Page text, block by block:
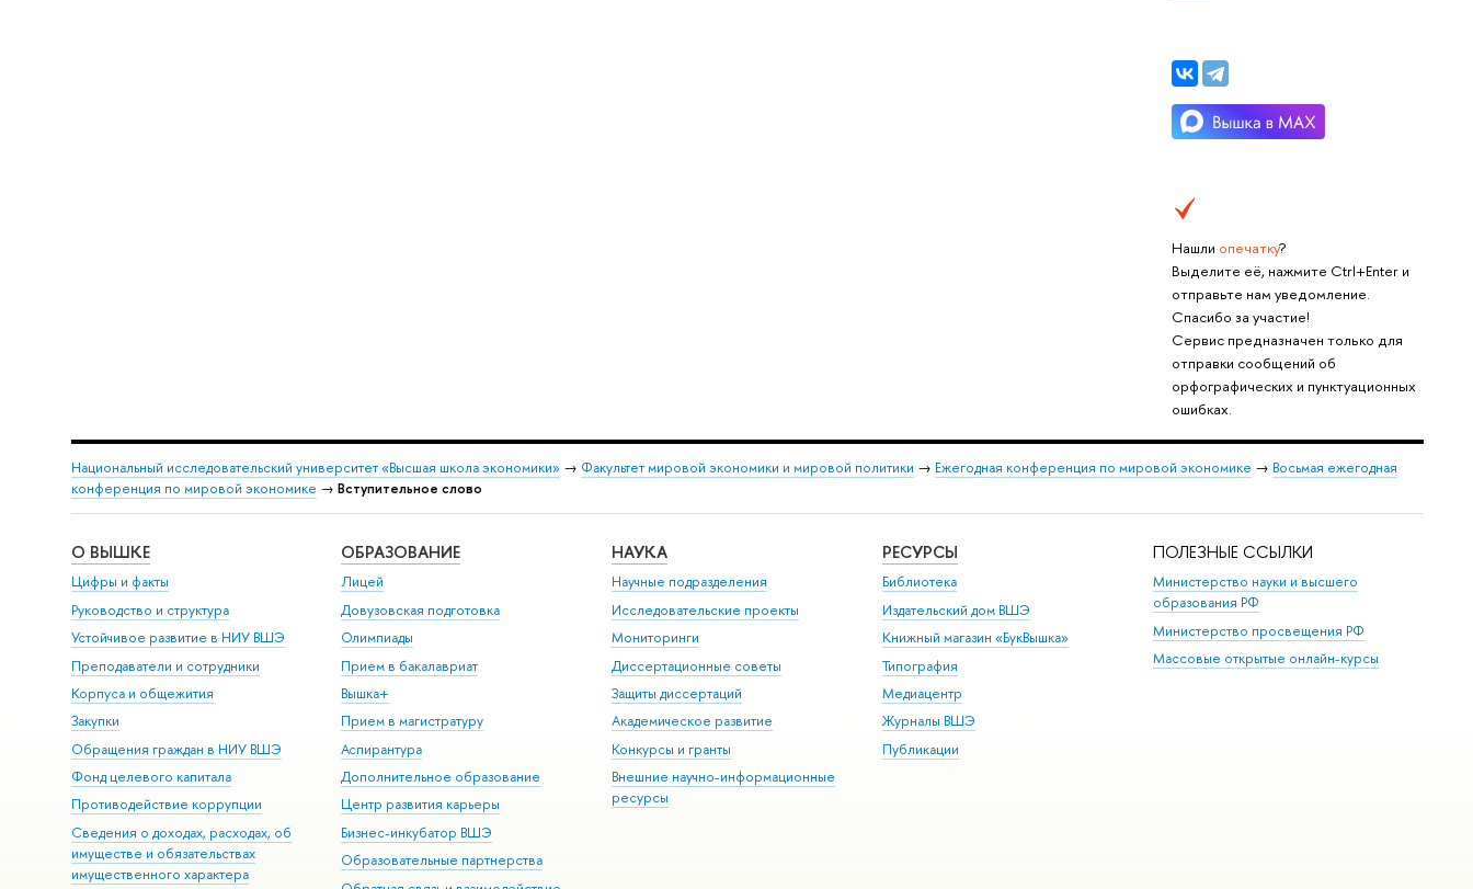
Нашли опечатку?
Выделите её, нажмите Ctrl+Enter и
отправьте нам уведомление.
Спасибо за участие!
Сервис предназначен только для
отправки сообщений об
орфографических и пунктуационных
ошибках.
Национальный исследовательский университет «Высшая школа экономики» → Факультет мировой экономики и мировой политики → Ежегодная конференция по мировой экономике → Восьмая ежегодная
конференция по мировой экономике → Вступительное слово
О ВЫШКЕ
Цифры и факты
Руководство и структура
Устойчивое развитие в НИУ ВШЭ
Преподаватели и сотрудники
Корпуса и общежития
Закупки
Обращения граждан в НИУ ВШЭ
Фонд целевого капитала
Противодействие коррупции
Сведения о доходах, расходах, об
имуществе и обязательствах
имущественного характера
ОБРАЗОВАНИЕ
Лицей
Довузовская подготовка
Олимпиады
Прием в бакалавриат
Вышка+
Прием в магистратуру
Аспирантура
Дополнительное образование
Центр развития карьеры
Бизнес-инкубатор ВШЭ
Образовательные партнерства
НАУКА
Научные подразделения
Исследовательские проекты
Мониторинги
Диссертационные советы
Защиты диссертаций
Академическое развитие
Конкурсы и гранты
Внешние научно-информационные
ресурсы
РЕСУРСЫ
Библиотека
Издательский дом ВШЭ
Книжный магазин «БукВышка»
Типография
Медиацентр
Журналы ВШЭ
Публикации
ПОЛЕЗНЫЕ ССЫЛКИ
Министерство науки и высшего
образования РФ
Министерство просвещения РФ
Массовые открытые онлайн-курсы